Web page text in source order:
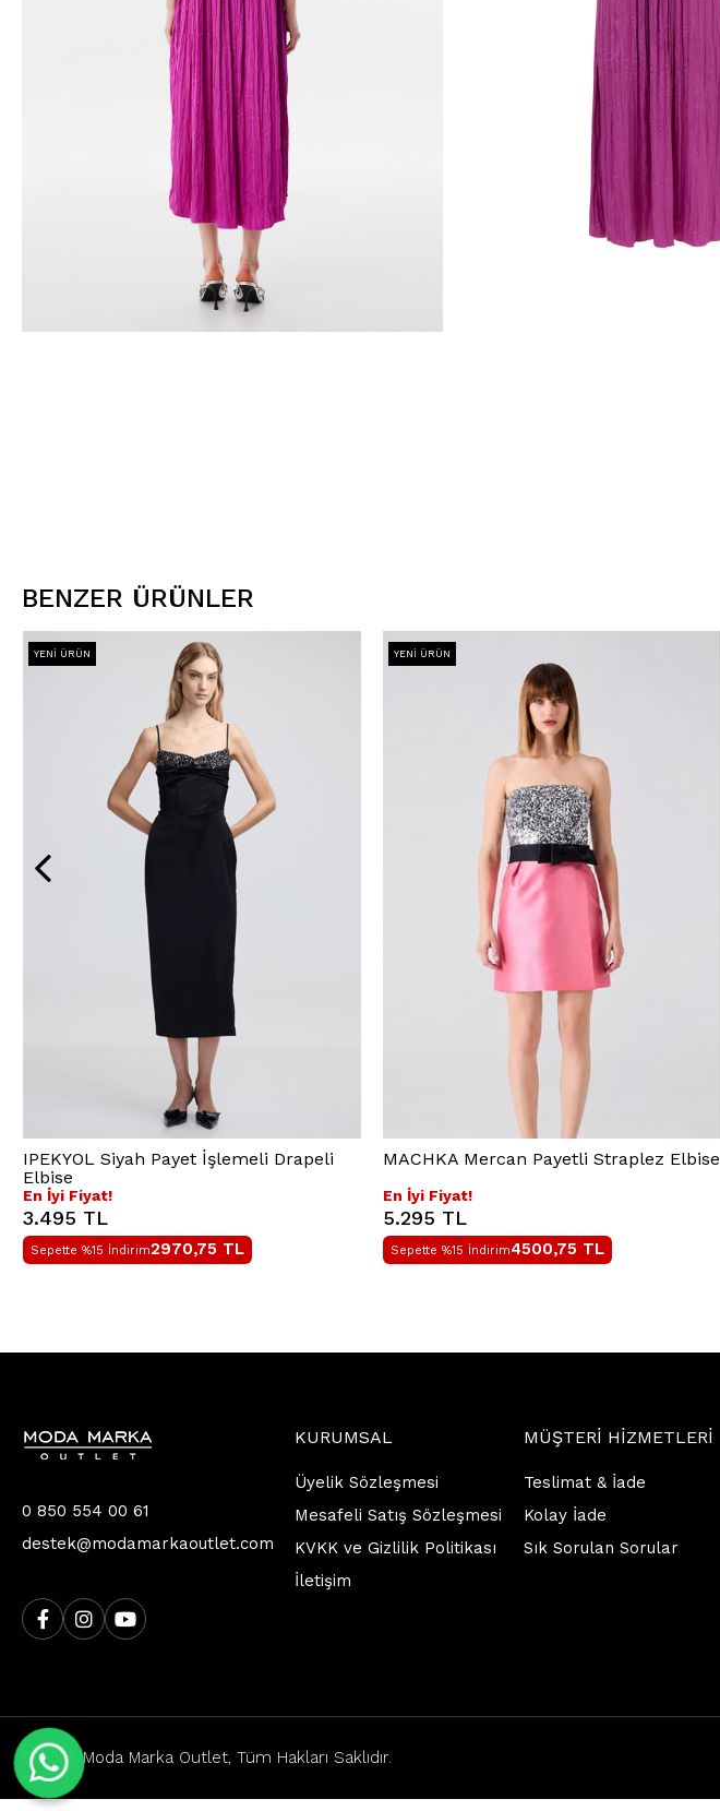
BENZER ÜRÜNLER
YENI ÜRÜN
IPEKYOL Siyah Payet İşlemeli Drapeli
Elbise
En İyi Fiyat!
3.495 TL
Sepette %15 İndirim2970,75 TL
YENI ÜRÜN
MACHKA Mercan Payetli Straplez Elbise
En İyi Fiyat!
5.295 TL
Sepette %15 İndirim4500,75 TL
0 850 554 00 61
destek@modamarkaoutlet.com
KURUMSAL
Üyelik Sözleşmesi
Mesafeli Satış Sözleşmesi
KVKK ve Gizlilik Politikası
İletişim
MÜŞTERİ HİZMETLERİ
Teslimat & İade
Kolay İade
Sık Sorulan Sorular
© 2026 Moda Marka Outlet, Tüm Hakları Saklıdır.